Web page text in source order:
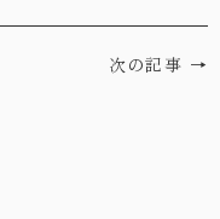
次の記事 →